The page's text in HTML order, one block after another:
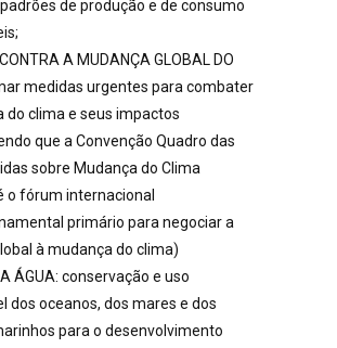
de produção e de consumo
A MUDANÇA GLOBAL DO
medidas urgentes para combater
do clima e seus impactos
que a Convenção Quadro das
sobre Mudança do Clima
o fórum internacional
primário para negociar a
à mudança do clima)
ÁGUA: conservação e uso
dos oceanos, dos mares e dos
para o desenvolvimento